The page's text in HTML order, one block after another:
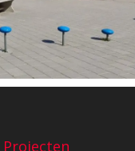
Projecten